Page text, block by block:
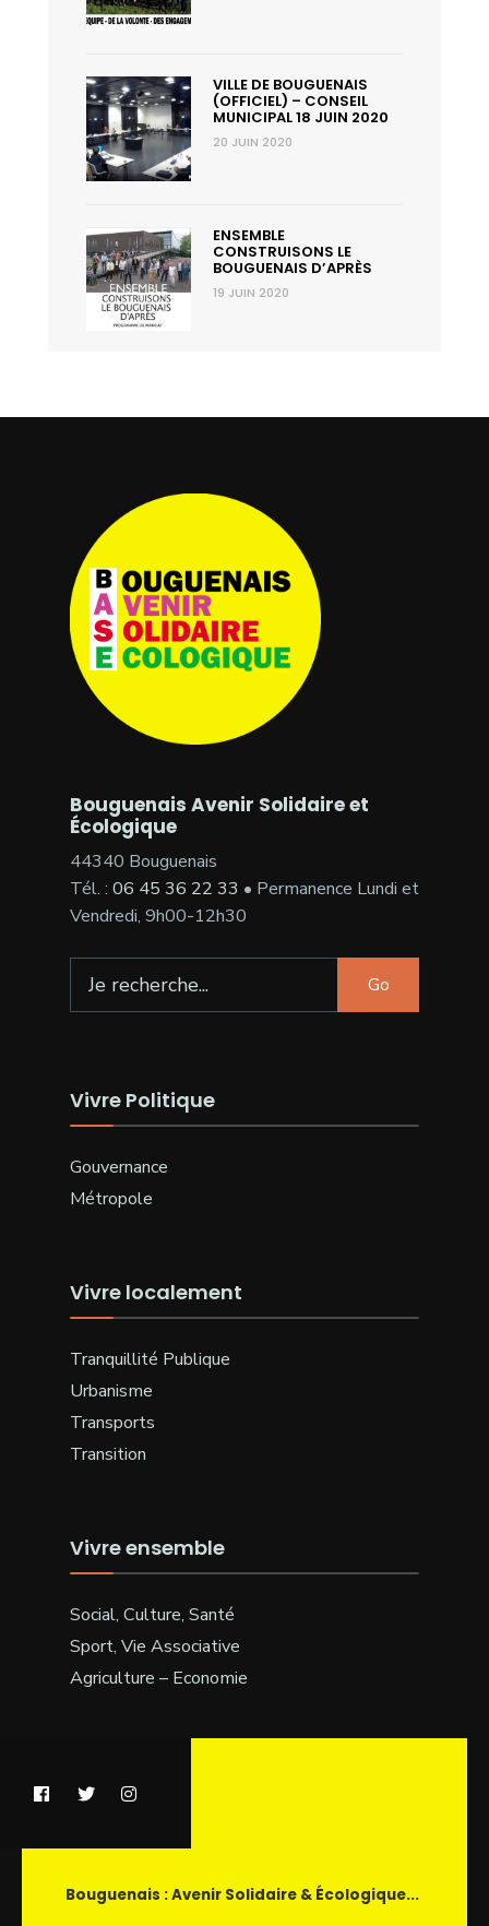
VILLE DE BOUGUENAIS
(OFFICIEL) – CONSEIL
MUNICIPAL 18 JUIN 2020
20 JUIN 2020
ENSEMBLE
CONSTRUISONS LE
BOUGUENAIS D’APRÈS
19 JUIN 2020
Bouguenais Avenir Solidaire et
Écologique
44340 Bouguenais
Tél. : 06 45 36 22 33 • Permanence Lundi et
Vendredi, 9h00-12h30
for:
Go
Vivre Politique
Gouvernance
Métropole
Vivre localement
Tranquillité Publique
Urbanisme
Transports
Transition
Vivre ensemble
Social, Culture, Santé
Sport, Vie Associative
Agriculture – Economie
Bouguenais : Avenir Solidaire & Écologique...